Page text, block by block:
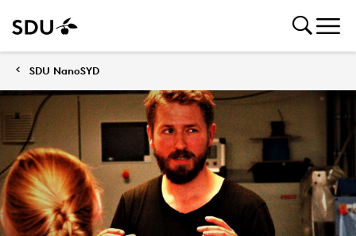
SDU NanoSYD